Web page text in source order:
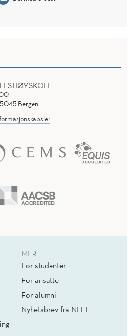
Bergen
MER
For studenter
For ansatte
For alumni
Nyhetsbrev fra NHH